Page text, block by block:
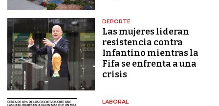
DEPORTE
Las mujeres lideran
resistencia contra
Infantino mientras la
Fifa se enfrenta a una
crisis
LABORAL